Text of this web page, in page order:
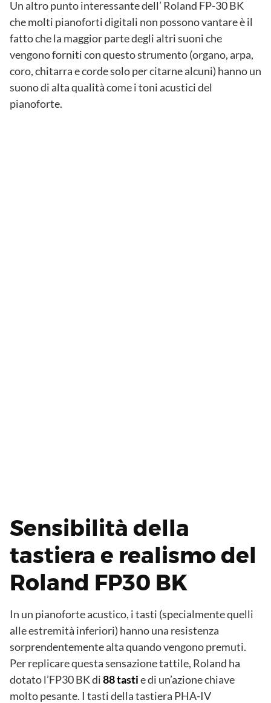
Un altro punto interessante dell’ Roland FP-30 BK
che molti pianoforti digitali non possono vantare è il
fatto che la maggior parte degli altri suoni che
vengono forniti con questo strumento (organo, arpa,
coro, chitarra e corde solo per citarne alcuni) hanno un
suono di alta qualità come i toni acustici del
pianoforte.
Sensibilità della
tastiera e realismo del
Roland FP30 BK
In un pianoforte acustico, i tasti (specialmente quelli
alle estremità inferiori) hanno una resistenza
sorprendentemente alta quando vengono premuti.
Per replicare questa sensazione tattile, Roland ha
dotato l’FP30 BK di88 tastie di un’azione chiave
molto pesante. I tasti della tastiera PHA-IV